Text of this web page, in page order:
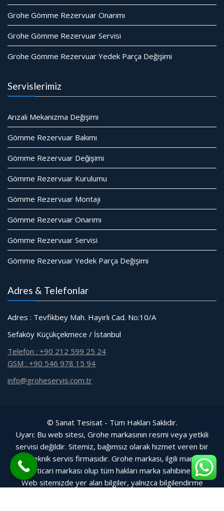
Grohe Gömme Rezervuar Onarımı
Grohe Gömme Rezervuar Servisi
Grohe Gömme Rezervuar Yedek Parça Değişimi
Servislerimiz
Arızalı Mekanizma Değişimi
Gömme Rezervuar Bakımı
Gömme Rezervuar Değişimi
Gömme Rezervuar Kurulumu
Gömme Rezervuar Montajı
Gömme Rezervuar Onarımı
Gömme Rezervuar Servisi
Gömme Rezervuar Yedek Parça Değişimi
Adres & Telefonlar
Adres : Tevfikbey Mah. Hayırlı Cad. No:10/A
Sefaköy Küçükçekmece / İstanbul
Telefon : +90 212 599 25 24
GSM : +90 546 978 15 94
info@groheservis.com.tr
© Sanat Tesisat - Tüm Hakları Saklıdır.
Uyarı: Bu web sitesi, Grohe markasının resmi veya yetkili
servisi değildir. Sitemiz, bağımsız olarak hizmet veren bir
özel teknik servis firmasıdır. Grohe markası, ilgili markanın
tescilli ticari markası olup tüm hakları marka sahibine aittir.
Web sitemizde yer alan bilgiler, yalnızca bilgilendirme